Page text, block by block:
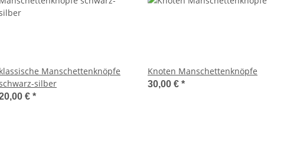
klassische Manschettenknöpfe
silber
€ *
Knoten Manschettenknöpfe
30,00 € *